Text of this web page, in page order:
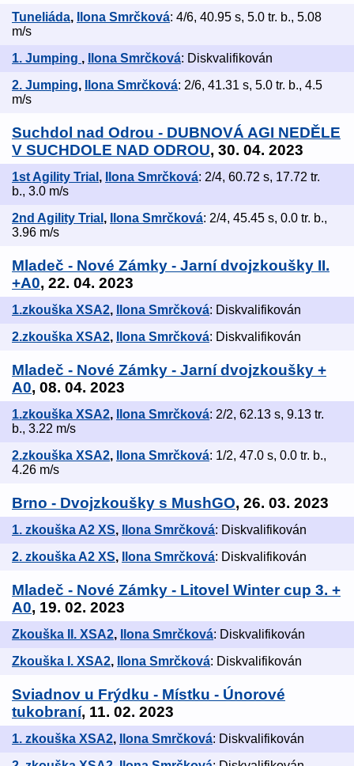
Tuneliáda, Ilona Smrčková: 4/6, 40.95 s, 5.0 tr. b., 5.08
m/s
1. Jumping , Ilona Smrčková: Diskvalifikován
2. Jumping, Ilona Smrčková: 2/6, 41.31 s, 5.0 tr. b., 4.5
m/s
Suchdol nad Odrou - DUBNOVÁ AGI NEDĚLE
V SUCHDOLE NAD ODROU, 30. 04. 2023
1st Agility Trial , Ilona Smrčková: 2/4, 60.72 s, 17.72 tr.
b., 3.0 m/s
2nd Agility Trial , Ilona Smrčková: 2/4, 45.45 s, 0.0 tr. b.,
3.96 m/s
Mladeč - Nové Zámky - Jarní dvojzkoušky II.
+A0, 22. 04. 2023
1.zkouška XSA2, Ilona Smrčková: Diskvalifikován
2.zkouška XSA2, Ilona Smrčková: Diskvalifikován
Mladeč - Nové Zámky - Jarní dvojzkoušky +
A0, 08. 04. 2023
1.zkouška XSA2, Ilona Smrčková: 2/2, 62.13 s, 9.13 tr.
b., 3.22 m/s
2.zkouška XSA2, Ilona Smrčková: 1/2, 47.0 s, 0.0 tr. b.,
4.26 m/s
Brno - Dvojzkoušky s MushGO, 26. 03. 2023
1. zkouška A2 XS, Ilona Smrčková: Diskvalifikován
2. zkouška A2 XS, Ilona Smrčková: Diskvalifikován
Mladeč - Nové Zámky - Litovel Winter cup 3. +
A0, 19. 02. 2023
Zkouška II. XSA2, Ilona Smrčková: Diskvalifikován
Zkouška I. XSA2, Ilona Smrčková: Diskvalifikován
Sviadnov u Frýdku - Místku - Únorové
tukobraní, 11. 02. 2023
1. zkouška XSA2, Ilona Smrčková: Diskvalifikován